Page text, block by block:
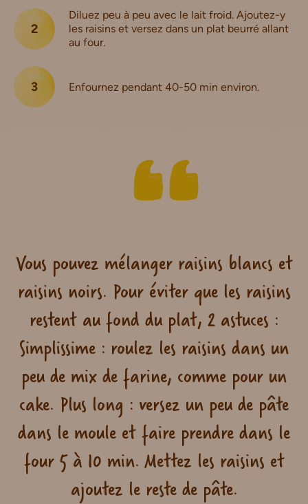
Diluez peu à peu avec le lait froid. Ajoutez-y
les raisins et versez dans un plat beurré allant
au four.
Enfournez pendant 40-50 min environ.
Vous pouvez mélanger raisins blancs et
raisins noirs. Pour éviter que les raisins
restent au fond du plat, 2 astuces :
Simplissime : roulez les raisins dans un
peu de mix de farine, comme pour un
cake. Plus long : versez un peu de pâte
dans le moule et faire prendre dans le
four 5 à 10 min. Mettez les raisins et
ajoutez le reste de pâte.